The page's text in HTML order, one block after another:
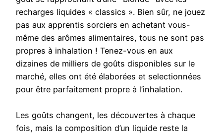
recharges liquides « classics ». Bien sûr, ne jouez
pas aux apprentis sorciers en achetant vous-
même des arômes alimentaires, tous ne sont pas
propres à inhalation ! Tenez-vous en aux
dizaines de milliers de goûts disponibles sur le
marché, elles ont été élaborées et selectionnées
pour être parfaitement propre à l’inhalation.
Les goûts changent, les découvertes à chaque
fois, mais la composition d’un liquide reste la